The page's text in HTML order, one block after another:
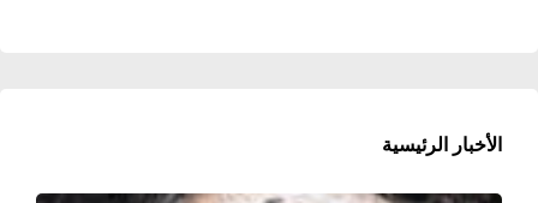
الأخبار الرئيسية